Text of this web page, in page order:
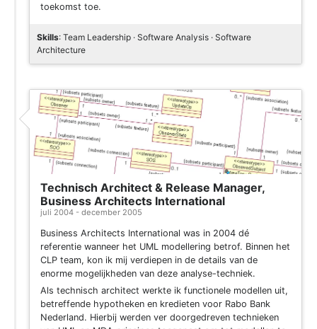
toekomst toe.
Skills: Team Leadership · Software Analysis · Software
Architecture
Technisch Architect & Release Manager,
Business Architects International
juli 2004 - december 2005
Business Architects International was in 2004 dé
referentie wanneer het UML modellering betrof. Binnen het
CLP team, kon ik mij verdiepen in de details van de
enorme mogelijkheden van deze analyse-techniek.
Als technisch architect werkte ik functionele modellen uit,
betreffende hypotheken en kredieten voor Rabo Bank
Nederland. Hierbij werden ver doorgedreven technieken